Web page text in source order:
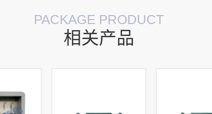
PACKAGE PRODUCT
相关产品